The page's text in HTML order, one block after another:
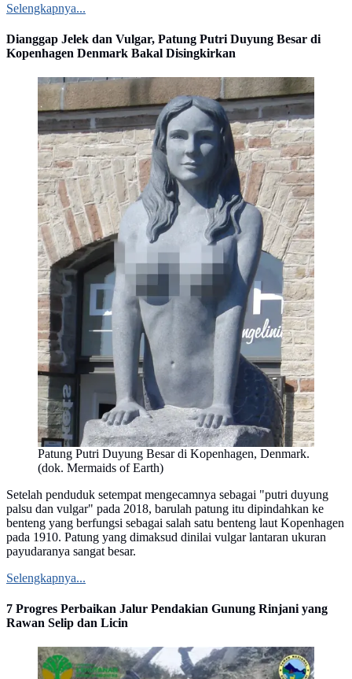
Selengkapnya...
Dianggap Jelek dan Vulgar, Patung Putri Duyung Besar di
Kopenhagen Denmark Bakal Disingkirkan
Patung Putri Duyung Besar di Kopenhagen, Denmark.
(dok. Mermaids of Earth)
Setelah penduduk setempat mengecamnya sebagai "putri duyung
palsu dan vulgar" pada 2018, barulah patung itu dipindahkan ke
benteng yang berfungsi sebagai salah satu benteng laut Kopenhagen
pada 1910. Patung yang dimaksud dinilai vulgar lantaran ukuran
payudaranya sangat besar.
Selengkapnya...
7 Progres Perbaikan Jalur Pendakian Gunung Rinjani yang
Rawan Selip dan Licin